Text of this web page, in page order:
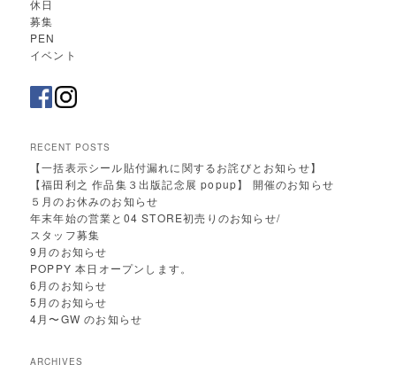
休日
募集
PEN
イベント
RECENT POSTS
【一括表示シール貼付漏れに関するお詫びとお知らせ】
【福田利之 作品集３出版記念展 popup】 開催のお知らせ
５月のお休みのお知らせ
年末年始の営業と04 STORE初売りのお知らせ/
スタッフ募集
9月のお知らせ
POPPY 本日オープンします。
6月のお知らせ
5月のお知らせ
4月〜GW のお知らせ
ARCHIVES